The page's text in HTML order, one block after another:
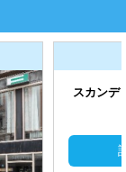
スカンデ